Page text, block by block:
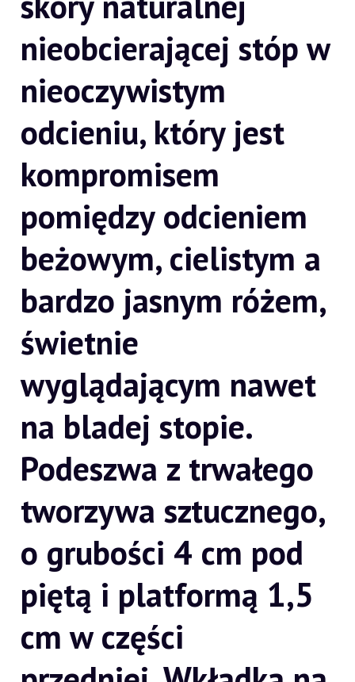
nieobcierającej stóp w
nieoczywistym
odcieniu, który jest
kompromisem
pomiędzy odcieniem
beżowym, cielistym a
bardzo jasnym różem,
świetnie
wyglądającym nawet
na bladej stopie.
Podeszwa z trwałego
tworzywa sztucznego,
o grubości 4 cm pod
piętą i platformą 1,5
cm w części